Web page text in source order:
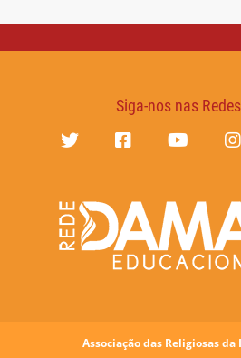
Siga-nos nas
Associação das Religiosas